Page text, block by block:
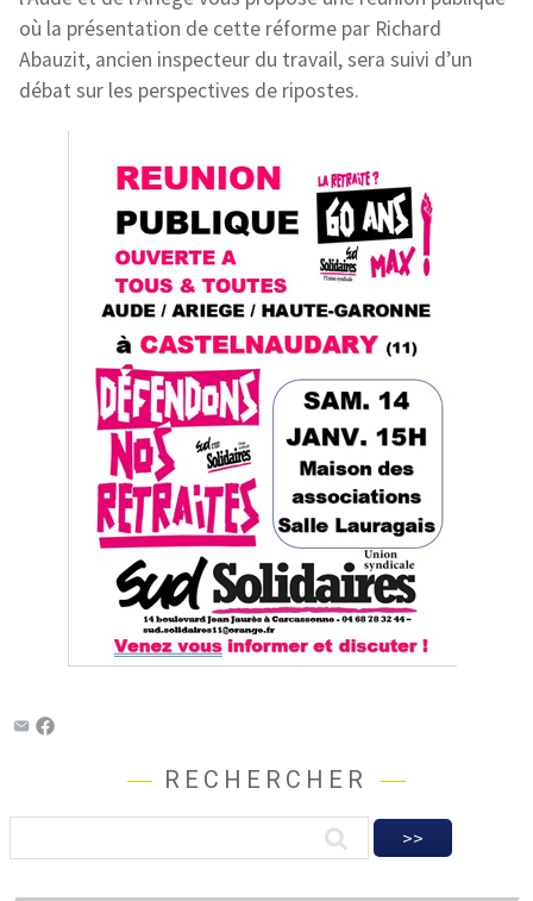
où la présentation de cette réforme par Richard
Abauzit, ancien inspecteur du travail, sera suivi d’un
débat sur les perspectives de ripostes.
RECHERCHER